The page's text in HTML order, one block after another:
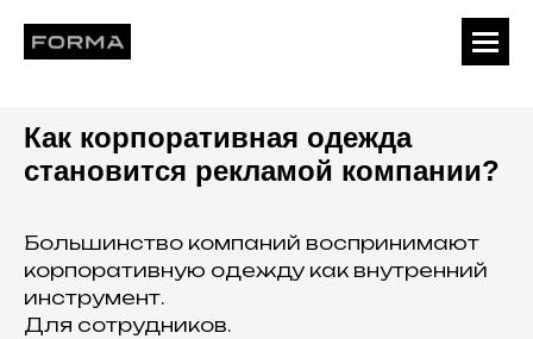
Как корпоративная одежда
становится рекламой компании?
Большинство компаний воспринимают
корпоративную одежду как внутренний
инструмент.
Для сотрудников.